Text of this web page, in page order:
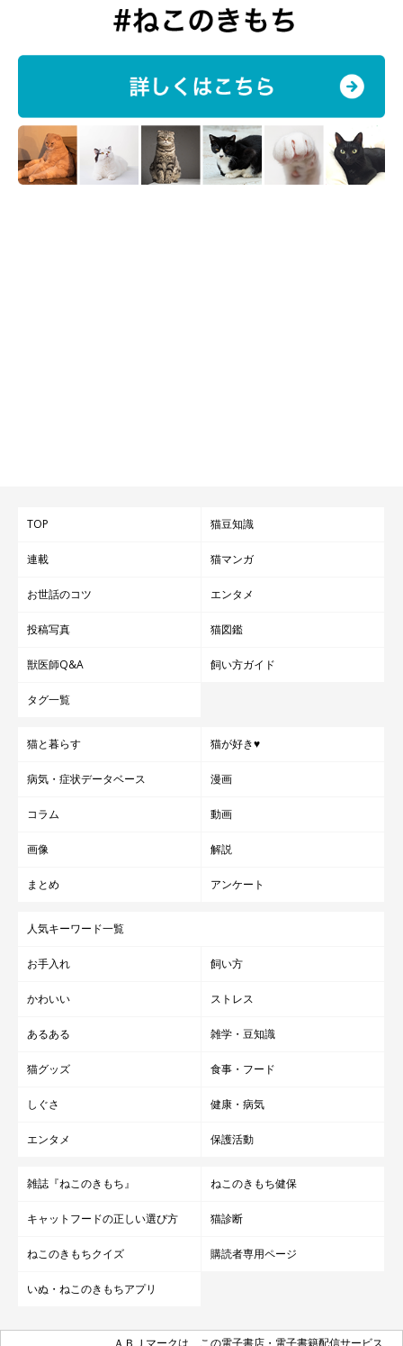
性格の違う3匹の関係性はというと、いつも同じ部屋で過ごして
いて仲良しだけれど、常にベッタリという感じではないのだそ
う。各々が好きな場所で好きなように過ごしている時間も多いよ
うです。
でも、遊ぶときや悪さをするときはみんな一緒に全力でやるそう
毎日が新しい発見！ 3匹のおかげで、家族
みんなが笑顔に
写真提供／@komehagimochi
おこめちゃん、おはぎくん、おもちくんの成長を日々見守ってい
る飼い主さんご家族。一緒に暮らし始めて約半年が経過するそう
TOP 猫豆知識
連載 猫マンガ
お世話のコツ エンタメ
投稿写真 猫図鑑
獣医師Q&A 飼い方ガイド
タグ一覧
猫と暮らす 猫が好き♥
病気・症状データベース 漫画
コラム 動画
画像 解説
まとめ アンケート
人気キーワード一覧
お手入れ 飼い方
かわいい ストレス
あるある 雑学・豆知識
猫グッズ 食事・フード
しぐさ 健康・病気
エンタメ 保護活動
雑誌『ねこのきもち』 ねこのきもち健保
キャットフードの正しい選び方 猫診断
ねこのきもちクイズ 購読者専用ページ
いぬ・ねこのきもちアプリ
ＡＢＪマークは、この電子書店・電子書籍配信サービス